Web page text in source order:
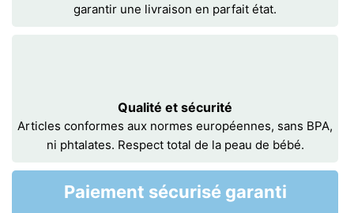
garantir une livraison en parfait état.
Qualité et sécurité
Articles conformes aux normes européennes, sans BPA,
ni phtalates. Respect total de la peau de bébé.
Paiement sécurisé garanti